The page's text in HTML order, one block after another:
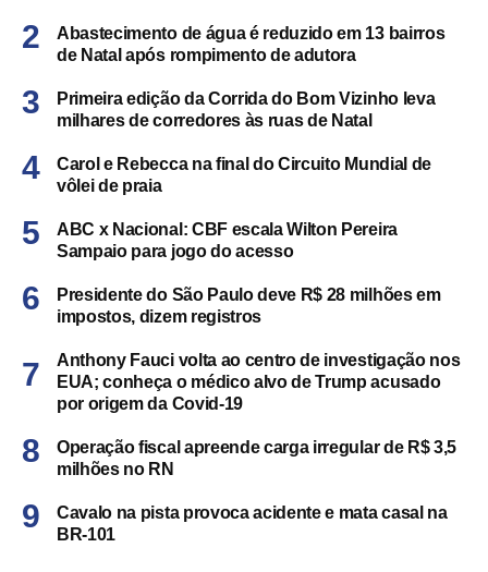
Abastecimento de água é reduzido em 13 bairros
de Natal após rompimento de adutora
Primeira edição da Corrida do Bom Vizinho leva
milhares de corredores às ruas de Natal
Carol e Rebecca na final do Circuito Mundial de
vôlei de praia
ABC x Nacional: CBF escala Wilton Pereira
Sampaio para jogo do acesso
Presidente do São Paulo deve R$ 28 milhões em
impostos, dizem registros
Anthony Fauci volta ao centro de investigação nos
EUA; conheça o médico alvo de Trump acusado
por origem da Covid-19
Operação fiscal apreende carga irregular de R$ 3,5
milhões no RN
Cavalo na pista provoca acidente e mata casal na
BR-101